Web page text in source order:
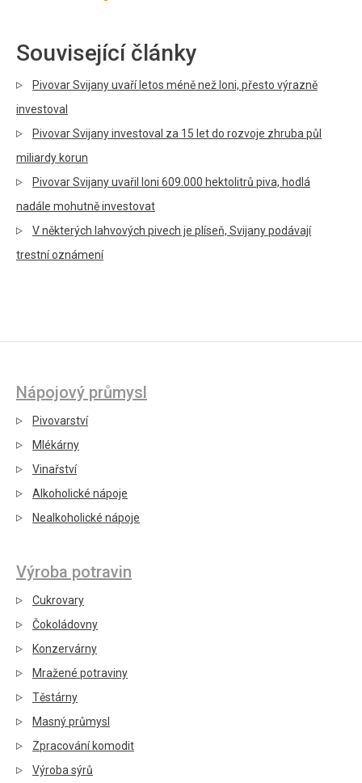
Související články
Pivovar Svijany uvaří letos méně než loni, přesto výrazně
investoval
Pivovar Svijany investoval za 15 let do rozvoje zhruba půl
miliardy korun
Pivovar Svijany uvařil loni 609.000 hektolitrů piva, hodlá
nadále mohutně investovat
V některých lahvových pivech je plíseň, Svijany podávají
trestní oznámení
Nápojový průmysl
Pivovarství
Mlékárny
Vinařství
Alkoholické nápoje
Nealkoholické nápoje
Výroba potravin
Cukrovary
Čokoládovny
Konzervárny
Mražené potraviny
Těstárny
Masný průmysl
Zpracování komodit
Výroba sýrů